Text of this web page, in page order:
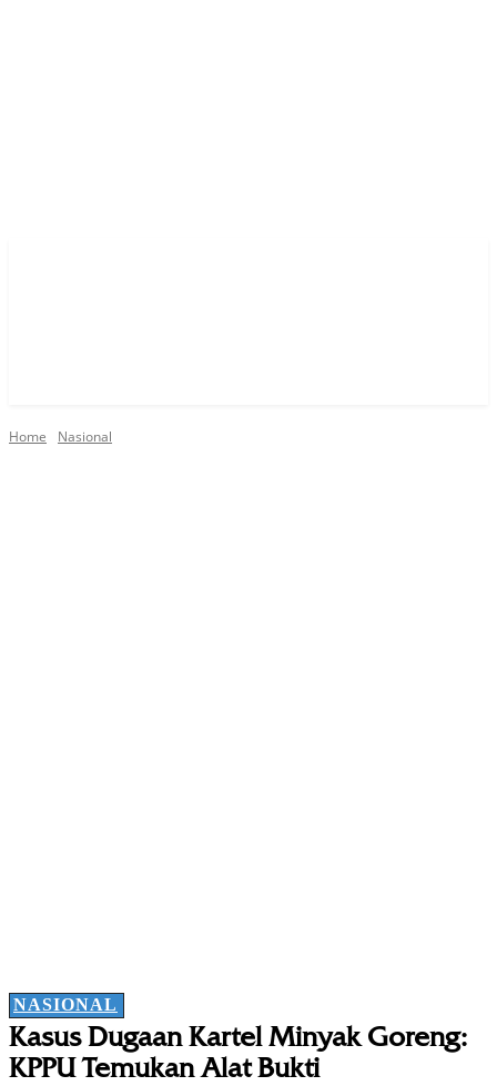
Home Nasional
NASIONAL
Kasus Dugaan Kartel Minyak Goreng:
KPPU Temukan Alat Bukti